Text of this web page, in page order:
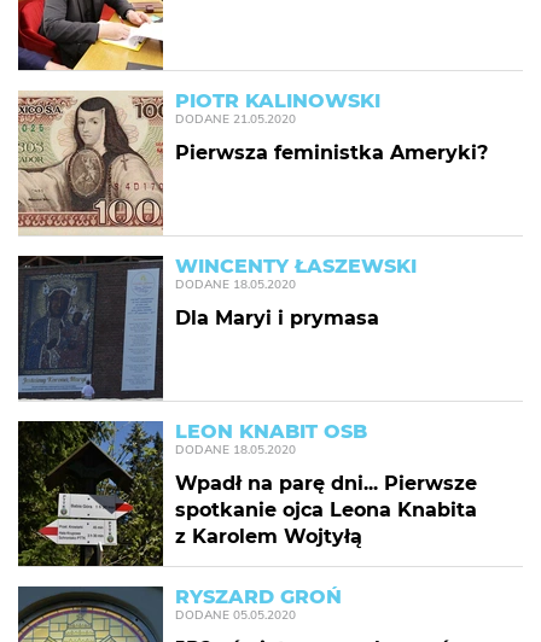
PIOTR KALINOWSKI
DODANE 21.05.2020
Pierwsza feministka Ameryki?
WINCENTY ŁASZEWSKI
DODANE 18.05.2020
Dla Maryi i prymasa
LEON KNABIT OSB
DODANE 18.05.2020
Wpadł na parę dni... Pierwsze
spotkanie ojca Leona Knabita
z Karolem Wojtyłą
RYSZARD GROŃ
DODANE 05.05.2020